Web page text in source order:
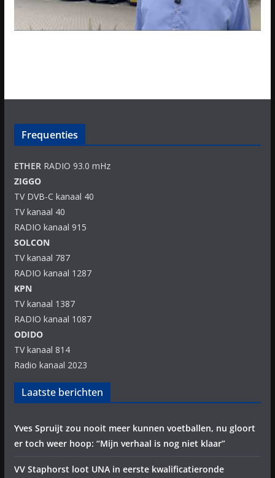
Frequenties
ETHERRADIO 93.0 mHz
ZIGGO
TV DVB-C kanaal 40
TV kanaal 40
RADIO kanaal 915
SOLCON
TV kanaal 787
RADIO kanaal 1287
KPN
TV kanaal 1387
RADIO kanaal 1087
ODIDO
TV kanaal 814
Radio kanaal 2023
Laatste berichten
Yves Spruijt zou nooit meer kunnen voetballen, nu gloort
er toch weer hoop: “Mijn verhaal is nog niet klaar”
VV Staphorst loot UNA in eerste kwalificatieronde